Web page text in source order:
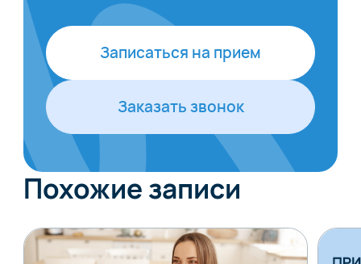
Записаться на прием
Заказать звонок
Похожие записи